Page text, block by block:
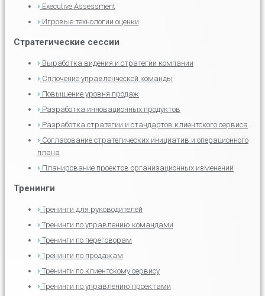
Executive Assessment
Игровые технологии оценки
Стратегические сессии
Выработка видения и стратегии компании
Сплочение управленческой команды
Повышение уровня продаж
Разработка инновационных продуктов
Разработка стратегии и стандартов клиентского сервиса
Согласование стратегических инициатив и операционного
плана
Планирование проектов организационных изменений
Тренинги
Тренинги для руководителей
Тренинги по управлению командами
Тренинги по переговорам
Тренинги по продажам
Тренинги по клиентскому сервису
Тренинги по управлению проектами